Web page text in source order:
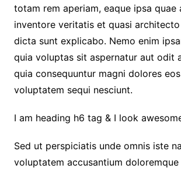
totam rem aperiam, eaque ipsa quae
inventore veritatis et quasi
dicta sunt explicabo. Nemo enim
quia voluptas sit aspernatur aut odit
quia consequuntur magni dolores
voluptatem sequi nesciunt.
I am heading h6 tag & I look
Sed ut perspiciatis unde omnis iste
voluptatem accusantium doloremque